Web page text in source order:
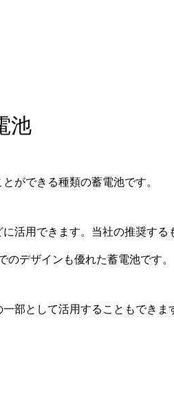
池
ができる種類の蓄電池です。
活用できます。当社の推奨する
デザインも優れた蓄電池です。
部として活用することもできま